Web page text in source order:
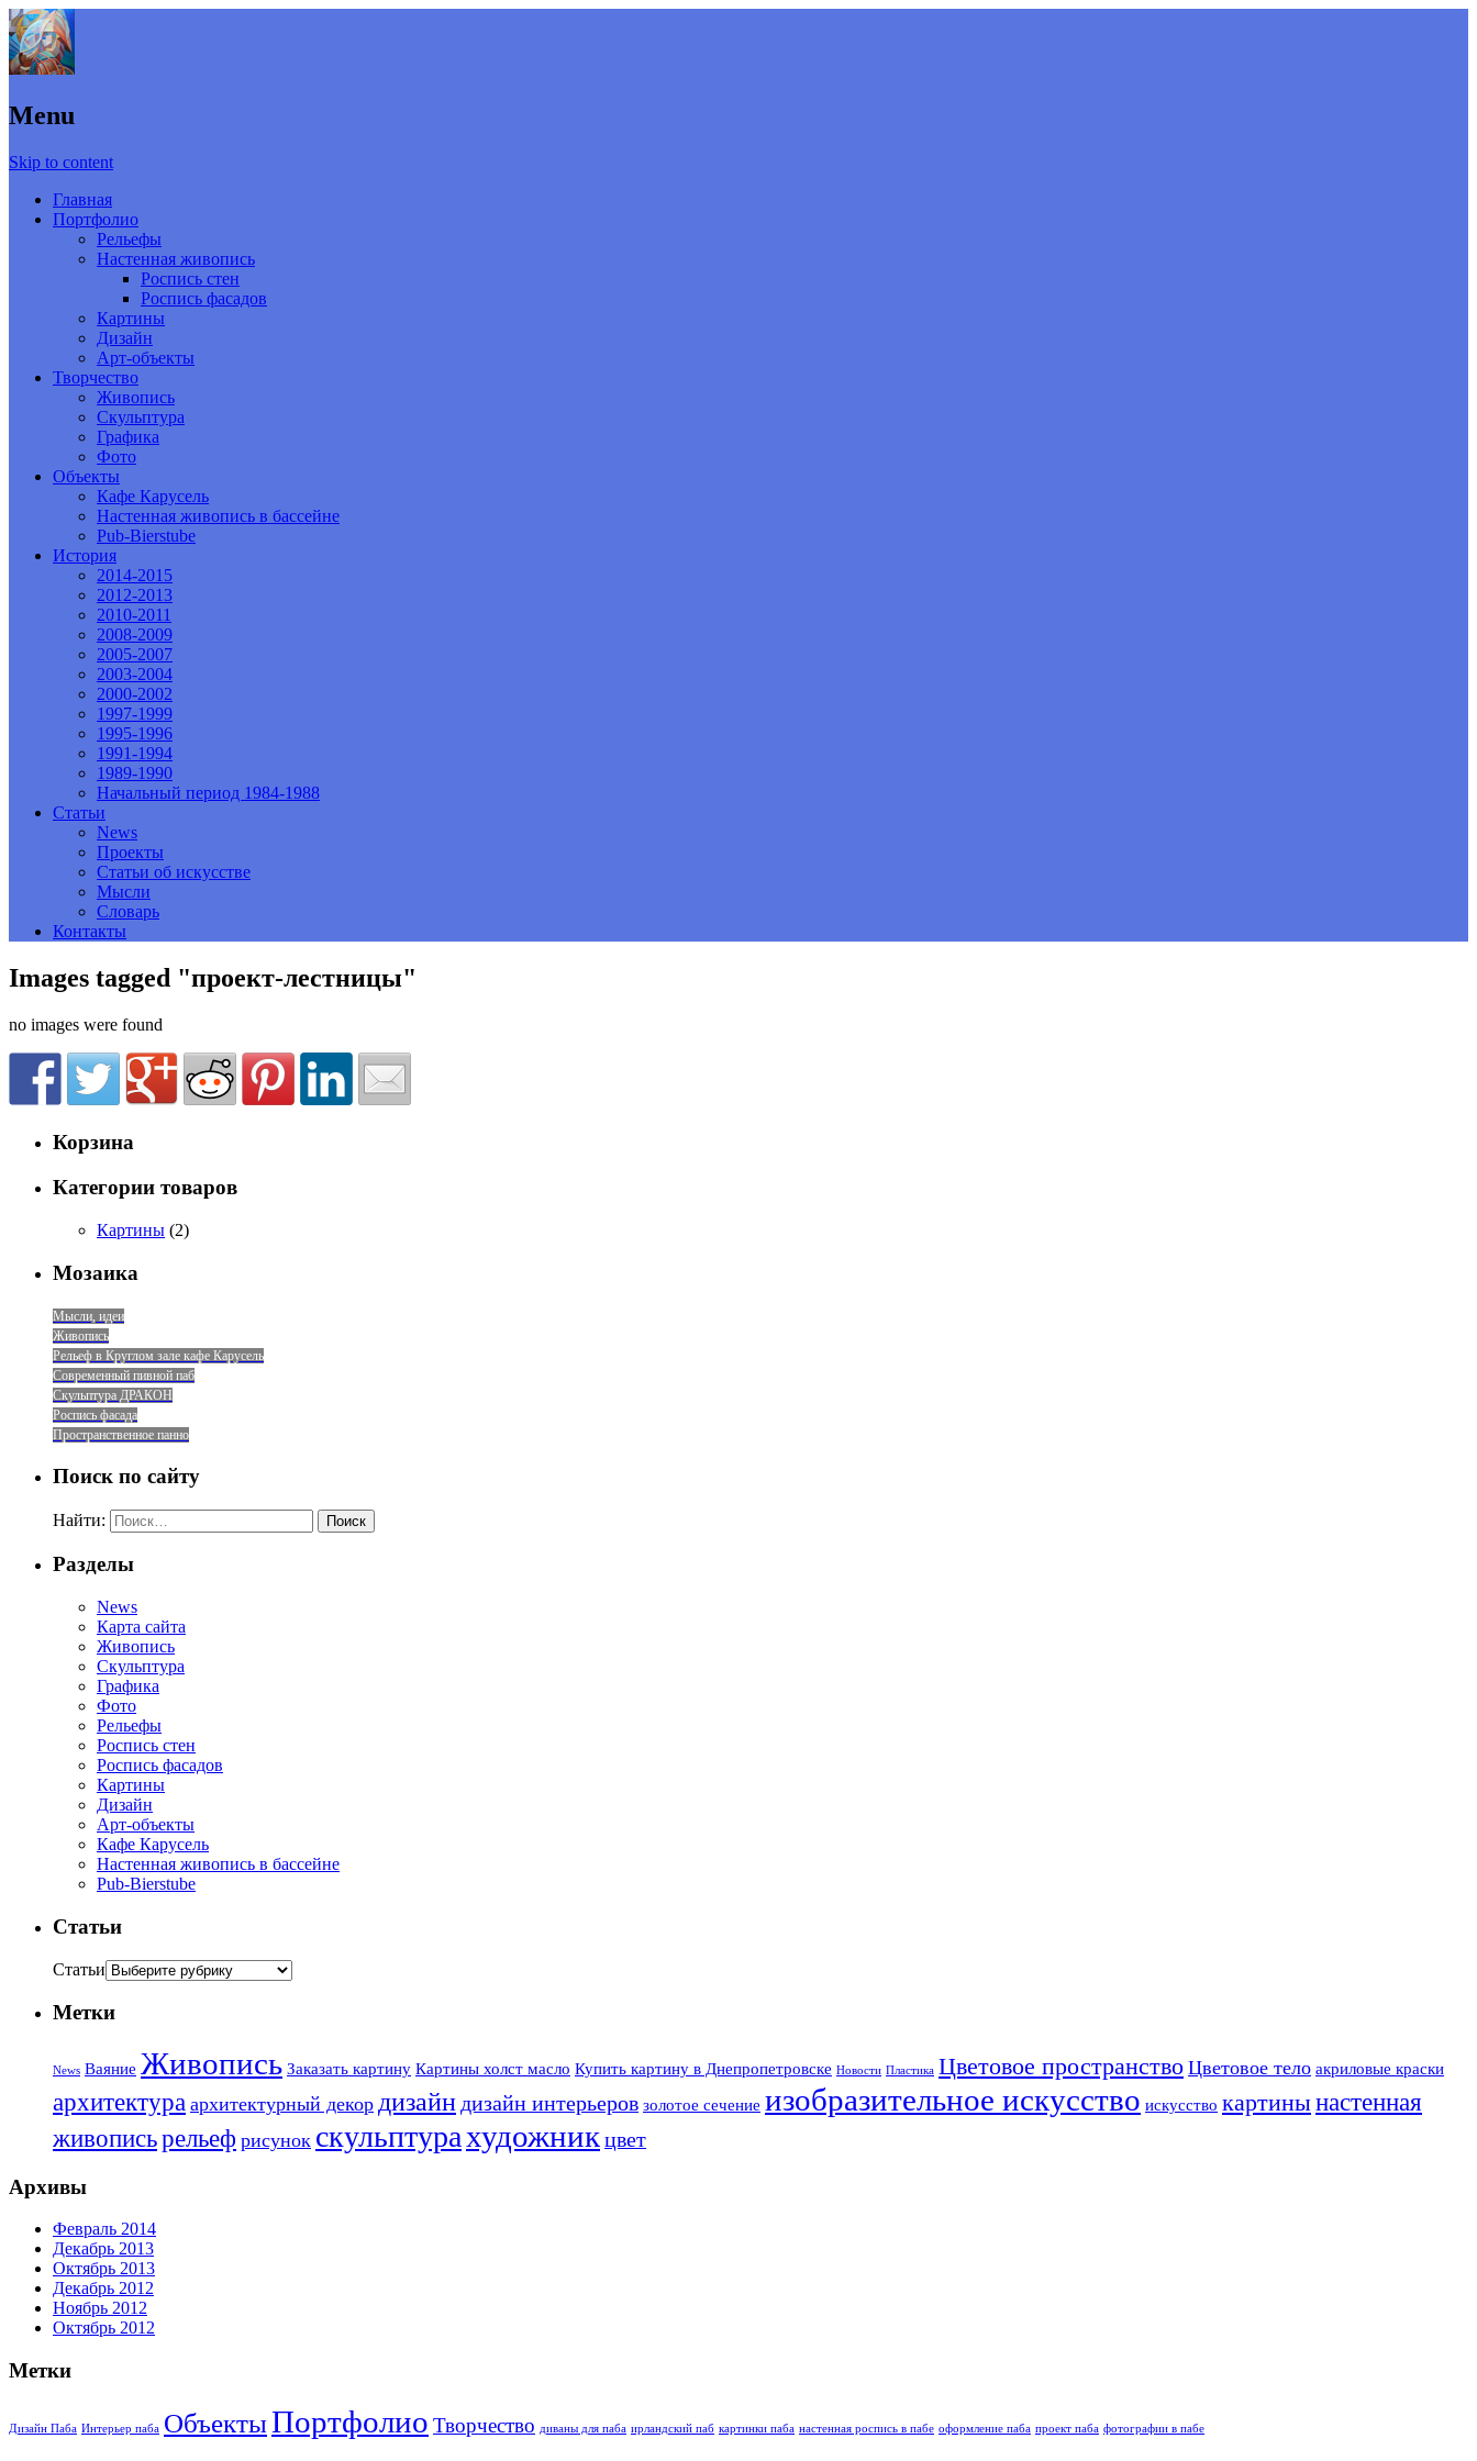
Menu
Skip to content
Главная
Портфолио
Рельефы
Настенная живопись
Роспись стен
Роспись фасадов
Картины
Дизайн
Арт-объекты
Творчество
Живопись
Скульптура
Графика
Фото
Объекты
Кафе Карусель
Настенная живопись в бассейне
Pub-Bierstube
История
2014-2015
2012-2013
2010-2011
2008-2009
2005-2007
2003-2004
2000-2002
1997-1999
1995-1996
1991-1994
1989-1990
Начальный период 1984-1988
Статьи
News
Проекты
Статьи об искусстве
Мысли
Словарь
Контакты
Images tagged "проект-лестницы"
no images were found
Корзина
Категории товаров
Картины (2)
Мозаика
Мысли, идеи
Живопись
Рельеф в Круглом зале кафе Карусель
Современный пивной паб
Скульптура ДРАКОН
Роспись фасада
Пространственное панно
Поиск по сайту
Найти:
Разделы
News
Карта сайта
Живопись
Скульптура
Графика
Фото
Рельефы
Роспись стен
Роспись фасадов
Картины
Дизайн
Арт-объекты
Кафе Карусель
Настенная живопись в бассейне
Pub-Bierstube
Статьи
Статьи
Метки
News Ваяние Живопись Заказать картину Картины холст масло Купить картину в Днепропетровске Новости Пластика Цветовое пространство Цветовое тело акриловые краски
архитектура архитектурный декор дизайн дизайн интерьеров золотое сечение изобразительное искусство искусство картинынастенная
живописьрельеф рисунок скульптурахудожникцвет
Архивы
Февраль 2014
Декабрь 2013
Октябрь 2013
Декабрь 2012
Ноябрь 2012
Октябрь 2012
Метки
Дизайн Паба Интерьер паба ОбъектыПортфолио Творчество диваны для паба ирландский паб картинки паба настенная роспись в пабе оформление паба проект паба фотографии в пабе